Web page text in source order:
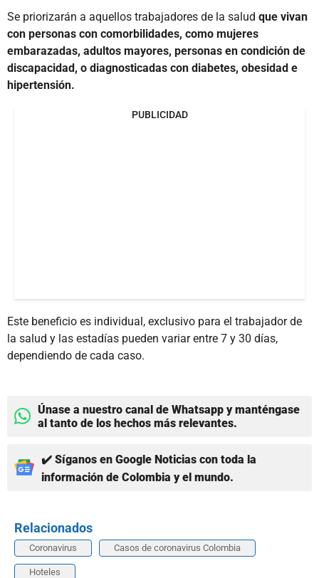
Se priorizarán a aquellos trabajadores de la salud que vivan
con personas con comorbilidades, como mujeres
embarazadas, adultos mayores, personas en condición de
discapacidad, o diagnosticadas con diabetes, obesidad e
hipertensión.
PUBLICIDAD
Este beneficio es individual, exclusivo para el trabajador de
la salud y las estadías pueden variar entre 7 y 30 días,
dependiendo de cada caso.
Únase a nuestro canal de Whatsapp y manténgase
al tanto de los hechos más relevantes.
✔️ Síganos en Google Noticias con toda la
información de Colombia y el mundo.
Relacionados
Coronavirus Casos de coronavirus Colombia
Hoteles